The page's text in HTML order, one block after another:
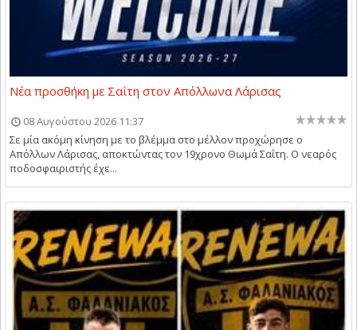
Νέα προσθήκη με Σαΐτη στον Απόλλωνα Λάρισας
08 Αυγούστου 2026 11:37
Σε μία ακόμη κίνηση με το βλέμμα στο μέλλον προχώρησε ο
Απόλλων Λάρισας, αποκτώντας τον 19χρονο Θωμά Σαΐτη. Ο νεαρός
ποδοσφαιριστής έχε...